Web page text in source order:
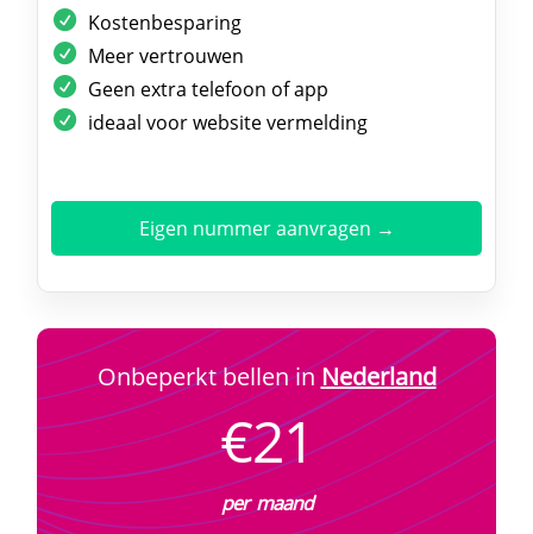
Kostenbesparing
Meer vertrouwen
Geen extra telefoon of app
ideaal voor website vermelding
Eigen nummer aanvragen →
Onbeperkt bellen inNederland
€21
per maand